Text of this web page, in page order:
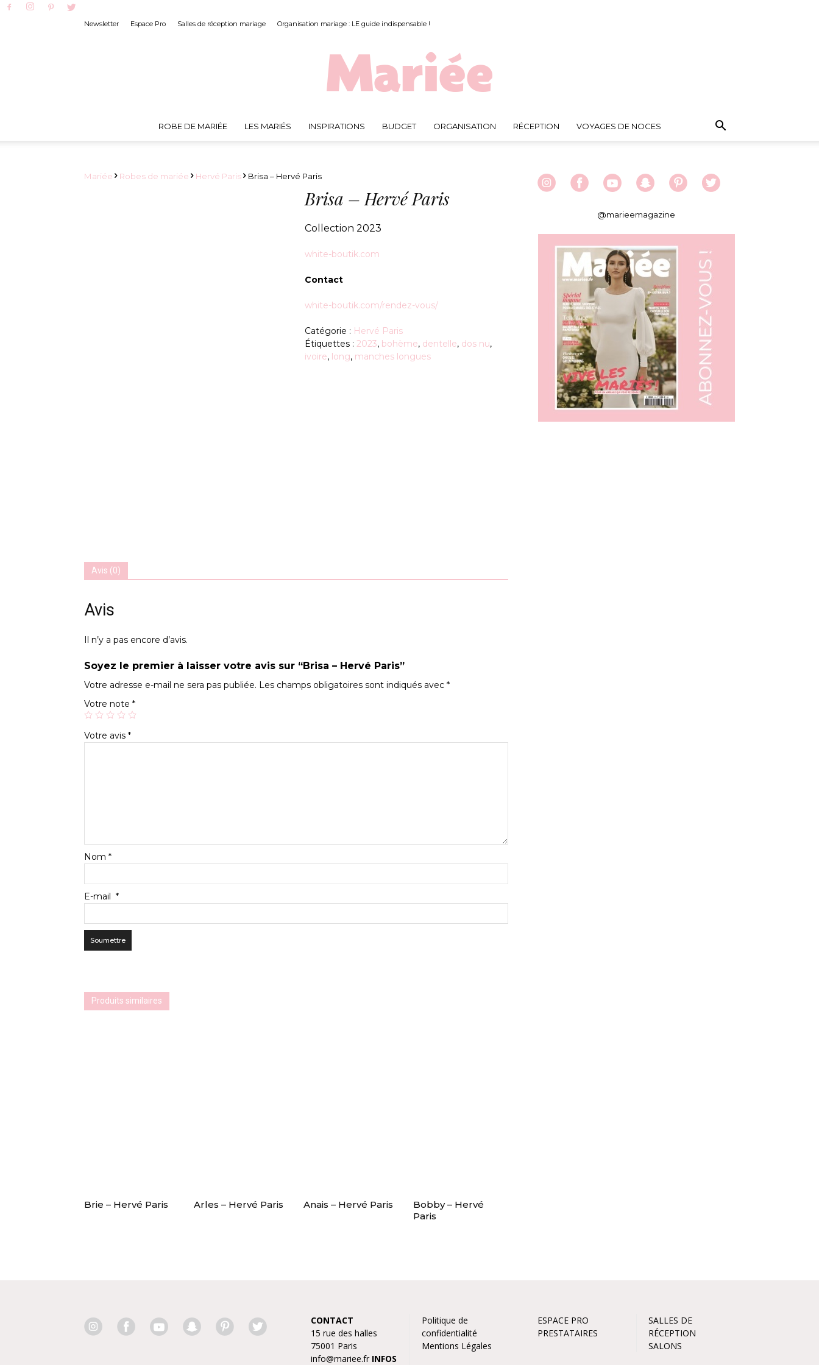
Newsletter Espace Pro Salles de réception mariage Organisation mariage : LE guide indispensable !
ROBE DE MARIÉE LES MARIÉS INSPIRATIONS BUDGET ORGANISATION RÉCEPTION VOYAGES DE NOCES
Mariée Robes de mariée Hervé Paris Brisa – Hervé Paris
Brisa – Hervé Paris
Collection 2023
white-boutik.com
Contact
white-boutik.com/rendez-vous/
Catégorie : Hervé Paris
Étiquettes : 2023, bohème, dentelle, dos nu,
ivoire, long, manches longues
Avis (0)
Avis
Il n’y a pas encore d’avis.
Soyez le premier à laisser votre avis sur “Brisa – Hervé Paris”
Votre adresse e-mail ne sera pas publiée. Les champs obligatoires sont indiqués avec *
Votre note *
Votre avis *
Nom *
E-mail *
Produits similaires
Brie – Hervé Paris Arles – Hervé Paris Anais – Hervé Paris
Bobby – Hervé
Paris
@marieemagazine
CONTACT
15 rue des halles
75001 Paris
info@mariee.fr INFOS
Politique de
confidentialité
Mentions Légales
ESPACE PRO
PRESTATAIRES
SALLES DE
RÉCEPTION
SALONS